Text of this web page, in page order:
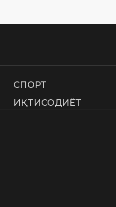
СПОРТ
ИҚТИСОДИЁТ